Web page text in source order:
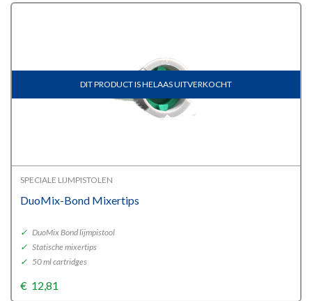
DIT PRODUCT IS HELAAS UITVERKOCHT
SPECIALE LIJMPISTOLEN
DuoMix-Bond Mixertips
✓ DuoMix Bond lijmpistool
✓ Statische mixertips
✓ 50 ml cartridges
€ 12,81